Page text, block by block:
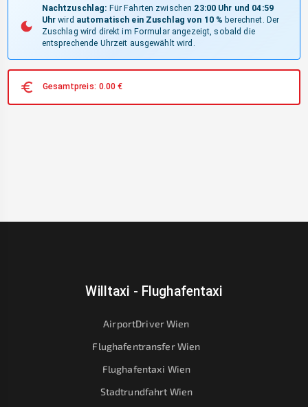
Nachtzuschlag: Für Fahrten zwischen 23:00 Uhr und 04:59
Uhr wird automatisch ein Zuschlag von 10 % berechnet. Der
Zuschlag wird direkt im Formular angezeigt, sobald die
entsprechende Uhrzeit ausgewählt wird.
Gesamtpreis: 0.00 €
Willtaxi - Flughafentaxi
AirportDriver Wien
Flughafentransfer Wien
Flughafentaxi Wien
Stadtrundfahrt Wien